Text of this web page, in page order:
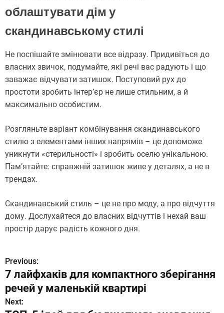
облаштувати дім у
скандинавському стилі
Не поспішайте змінювати все відразу. Придивіться до
власних звичок, подумайте, які речі вас радують і що
заважає відчувати затишок. Поступовий рух до
простоти зробить інтер’єр не лише стильним, а й
максимально особистим.
Розгляньте варіант комбінування скандинавського
стилю з елементами інших напрямів – це допоможе
уникнути «стерильності» і зробить оселю унікальною.
Пам’ятайте: справжній затишок живе у деталях, а не в
трендах.
Скандинавський стиль – це не про моду, а про відчуття
дому. Дослухайтеся до власних відчуттів і нехай ваш
простір дарує радість кожного дня.
Н
а
в
Previous:
7 лайфхаків для компактного зберігання
речей у маленькій квартирі
Next: